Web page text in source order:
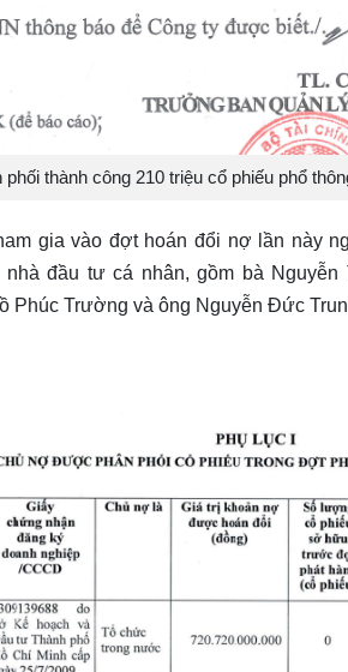
thành công 210 triệu cổ phiếu phổ
gia vào đợt hoán đổi nợ lần này
đầu tư cá nhân, gồm bà
Phúc Trường và ông Nguyễn Đức